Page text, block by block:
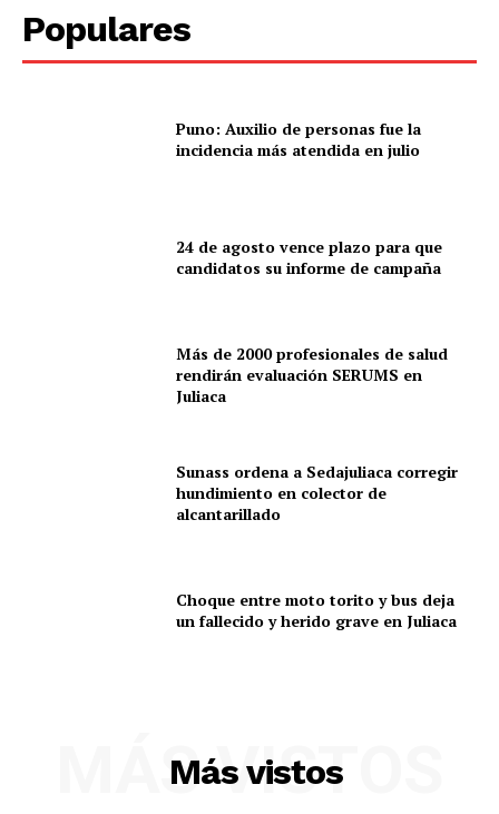
Populares
Puno: Auxilio de personas fue la
incidencia más atendida en julio
24 de agosto vence plazo para que
candidatos su informe de campaña
Más de 2000 profesionales de salud
rendirán evaluación SERUMS en
Juliaca
Sunass ordena a Sedajuliaca corregir
hundimiento en colector de
alcantarillado
Choque entre moto torito y bus deja
un fallecido y herido grave en Juliaca
Más vistos
MÁS VISTOS